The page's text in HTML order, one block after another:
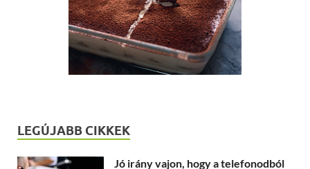
LEGÚJABB CIKKEK
Jó irány vajon, hogy a telefonodból